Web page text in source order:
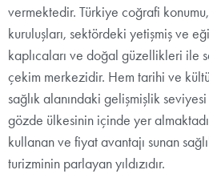
vermektedir. Türkiye coğrafi
kuruluşları, sektördeki yetişmiş ve
kaplıcaları ve doğal güzellikleri ile
çekim merkezidir. Hem tarihi ve
sağlık alanındaki gelişmişlik
gözde ülkesinin içinde yer
kullanan ve fiyat avantajı sunan
turizminin parlayan yıldızıdır.